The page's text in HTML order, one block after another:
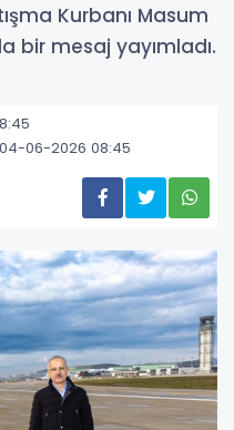
Kurbanı Masum
bir mesaj yayımladı.
06-2026 08:45